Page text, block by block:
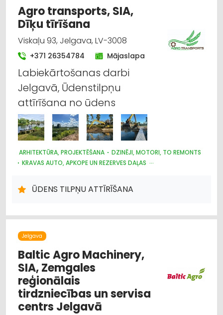
Agro transports, SIA,
Dīķu tīrīšana
Viskaļu 93, Jelgava, LV-3008
+371 26354784 Mājaslapa
Labiekārtošanas darbi
Jelgavā, Ūdenstilpņu
attīrīšana no ūdens
ARHITEKTŪRA, PROJEKTĒŠANA
DZINĒJI, MOTORI, TO REMONTS
KRAVAS AUTO, APKOPE UN REZERVES DAĻAS
LABIEKĀRTOŠANA, APZAĻUMOŠANA
HIDRAULISKĀS UN PNEIMATISKĀS IERĪCES
AUTO REZERVES DAĻU TIRDZNIECĪBA
AUTO RIEPU SERVISS
LABOŠANA, REMONTS
ŪDENS TILPŅU ATTĪRĪŠANA
Jelgava
Baltic Agro Machinery,
SIA, Zemgales
reģionālais
tirdzniecības un servisa
centrs Jelgavā